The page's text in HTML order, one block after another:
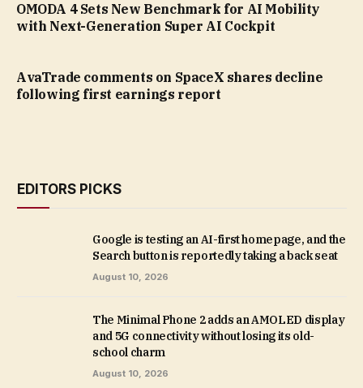
OMODA 4 Sets New Benchmark for AI Mobility
with Next-Generation Super AI Cockpit
AvaTrade comments on SpaceX shares decline
following first earnings report
EDITORS PICKS
Google is testing an AI-first homepage, and the
Search button is reportedly taking a back seat
August 10, 2026
The Minimal Phone 2 adds an AMOLED display
and 5G connectivity without losing its old-
school charm
August 10, 2026